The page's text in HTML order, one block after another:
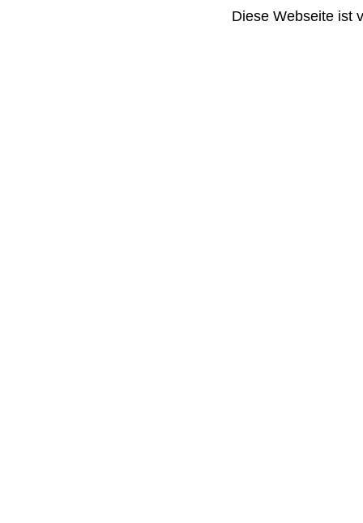
Diese Webseite ist